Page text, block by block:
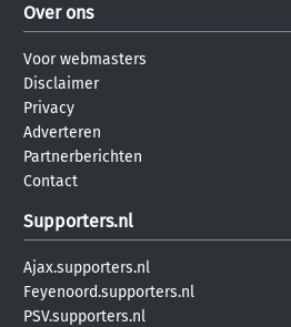
Over ons
Voor webmasters
Disclaimer
Privacy
Adverteren
Partnerberichten
Contact
Supporters.nl
Ajax.supporters.nl
Feyenoord.supporters.nl
PSV.supporters.nl